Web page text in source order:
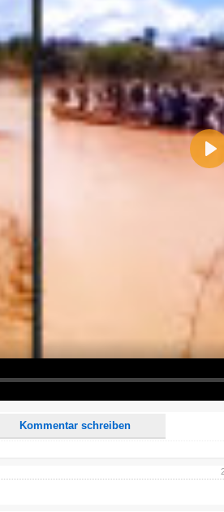
Kommentar schreiben
und <i> werden aus Deinem Kommentar entfernt.
Bitte verwende "www." oder "http://" in URLs
auf dieser Seite weitere Kommentare erscheinen.